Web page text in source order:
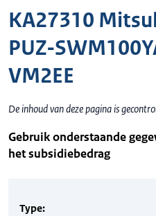
KA27310
PUZ-
VM2EE
De inhoud van deze pagina is
Gebruik onderstaande
het subsidiebedrag
Type: